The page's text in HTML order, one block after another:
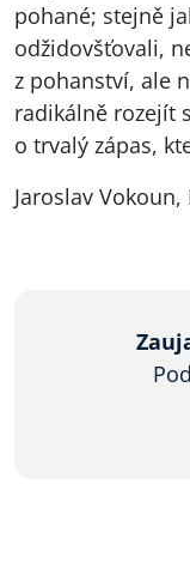
pohané; stejně
odžidovšťovali,
z pohanství, ale
radikálně rozejít
o trvalý zápas,
Jaroslav